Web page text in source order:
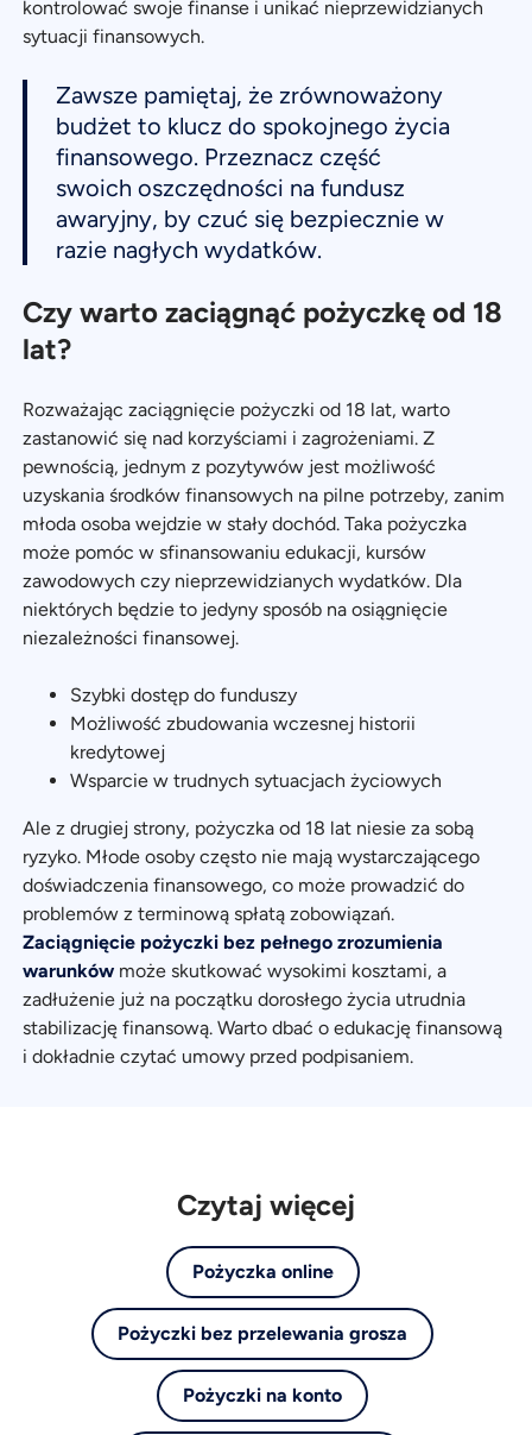
kontrolować swoje finanse i unikać nieprzewidzianych
sytuacji finansowych.
Zawsze pamiętaj, że zrównoważony
budżet to klucz do spokojnego życia
finansowego. Przeznacz część
swoich oszczędności na fundusz
awaryjny, by czuć się bezpiecznie w
razie nagłych wydatków.
Czy warto zaciągnąć pożyczkę od 18
lat?
Rozważając zaciągnięcie pożyczki od 18 lat, warto
zastanowić się nad korzyściami i zagrożeniami. Z
pewnością, jednym z pozytywów jest możliwość
uzyskania środków finansowych na pilne potrzeby, zanim
młoda osoba wejdzie w stały dochód. Taka pożyczka
może pomóc w sfinansowaniu edukacji, kursów
zawodowych czy nieprzewidzianych wydatków. Dla
niektórych będzie to jedyny sposób na osiągnięcie
niezależności finansowej.
Szybki dostęp do funduszy
Możliwość zbudowania wczesnej historii
kredytowej
Wsparcie w trudnych sytuacjach życiowych
Ale z drugiej strony, pożyczka od 18 lat niesie za sobą
ryzyko. Młode osoby często nie mają wystarczającego
doświadczenia finansowego, co może prowadzić do
problemów z terminową spłatą zobowiązań.
Zaciągnięcie pożyczki bez pełnego zrozumienia
warunków może skutkować wysokimi kosztami, a
zadłużenie już na początku dorosłego życia utrudnia
stabilizację finansową. Warto dbać o edukację finansową
i dokładnie czytać umowy przed podpisaniem.
Czytaj więcej
Pożyczka online
Pożyczki bez przelewania grosza
Pożyczki na konto